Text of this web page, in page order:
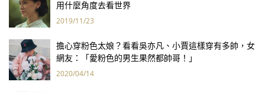
用什麼角度去看世界
2019/11/23
擔心穿粉色太娘？看看吳亦凡、小賈這樣穿有多帥，女
網友：「愛粉色的男生果然都帥哥！」
2020/04/14